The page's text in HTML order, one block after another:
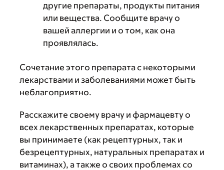
другие препараты, продукты питания
или вещества. Сообщите врачу о
вашей аллергии и о том, как она
проявлялась.
Сочетание этого препарата с некоторыми
лекарствами и заболеваниями может быть
неблагоприятно.
Расскажите своему врачу и фармацевту о
всех лекарственных препаратах, которые
вы принимаете (как рецептурных, так и
безрецептурных, натуральных препаратах и
витаминах), а также о своих проблемах со